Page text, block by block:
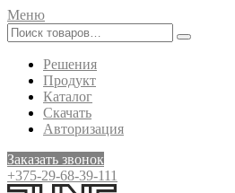
Меню
Решения
Продукт
Каталог
Скачать
Авторизация
Заказать звонок
+375-29-68-39-111